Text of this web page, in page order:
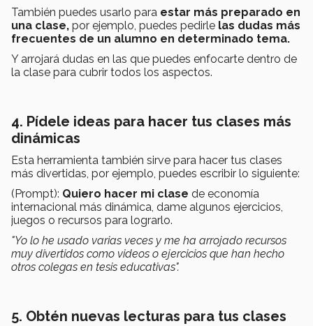
También puedes usarlo para estar más preparado en
una clase, por ejemplo, puedes pedirle las dudas más
frecuentes de un alumno en determinado tema.
Y arrojará dudas en las que puedes enfocarte dentro de
la clase para cubrir todos los aspectos.
4. Pídele ideas para hacer tus clases más
dinámicas
Esta herramienta también sirve para hacer tus clases
más divertidas, por ejemplo, puedes escribir lo siguiente:
(Prompt): Quiero hacer mi clase de economía
internacional más dinámica, dame algunos ejercicios,
juegos o recursos para lograrlo.
"Yo lo he usado varias veces y me ha arrojado recursos
muy divertidos como videos o ejercicios que han hecho
otros colegas en tesis educativas".
5. Obtén nuevas lecturas para tus clases